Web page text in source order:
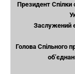
Президент Спілки
Заслужений
Голова Спільного